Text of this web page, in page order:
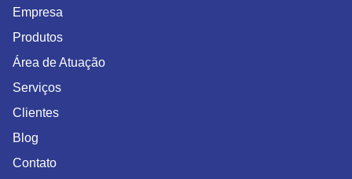
Empresa
Produtos
Área de Atuação
Serviços
Clientes
Blog
Contato